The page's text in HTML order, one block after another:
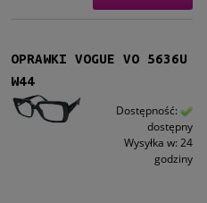
OPRAWKI VOGUE VO 5636U
W44
Dostępność:
dostępny
Wysyłka w: 24
godziny